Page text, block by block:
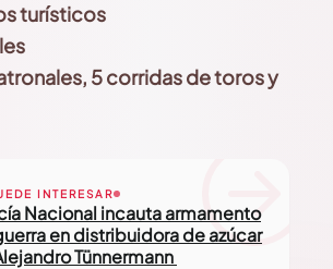
turísticos
5 corridas de toros y
INTERESAR
Nacional incauta armamento
en distribuidora de azúcar
Tünnermann